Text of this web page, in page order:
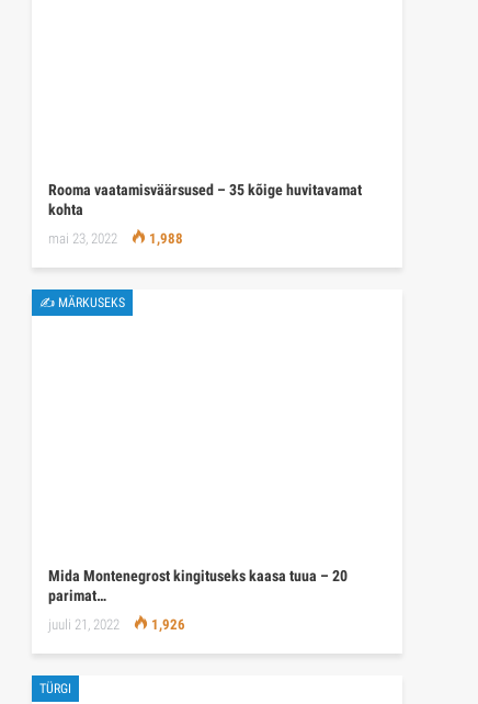
Rooma vaatamisväärsused – 35 kõige huvitavamat
kohta
mai 23, 2022 1,988
✍ MÄRKUSEKS
Mida Montenegrost kingituseks kaasa tuua – 20
parimat…
juuli 21, 2022 1,926
TÜRGI